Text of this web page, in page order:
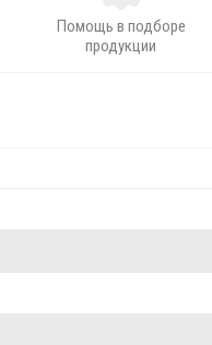
Помощь в подборе
продукции